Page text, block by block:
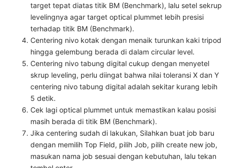
target tepat diatas titik BM (Benchmark), lalu setel sekrup
levelingnya agar target optical plummet lebih presisi
terhadap titik BM (Benchmark).
Centering nivo kotak dengan menaik turunkan kaki tripod
hingga gelembung berada di dalam circular level.
Centering nivo tabung digital cukup dengan menyetel
skrup leveling, perlu diingat bahwa nilai toleransi X dan Y
centering nivo tabung digital adalah sekitar kurang lebih
5 detik.
Cek lagi optical plummet untuk memastikan kalau posisi
masih berada di titik BM (Benchmark).
Jika centering sudah di lakukan, Silahkan buat job baru
dengan memilih Top Field, pilih Job, pilih create new job,
masukan nama job sesuai dengan kebutuhan, lalu tekan